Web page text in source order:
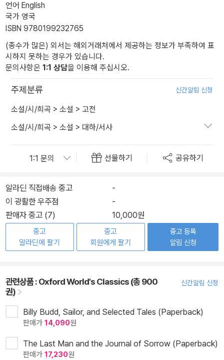
언어 English
국가 영국
ISBN 9780199232765
(종수가 많은) 외서는 해외거래처에서 제공하는 정보가 부족하여 표
시하지 못하는 경우가 있습니다.
문의사항은 1:1 상담을 이용해 주십시오.
주제분류 신간알림 신청
소설/시/희곡 > 소설 > 고전
소설/시/희곡 > 소설 > 대하/서사
선물하기 공유하기
알라딘 직접배송 중고
-
이 광활한 우주점
-
판매자 중고 (7)
10,000원
중고
알라딘에 팔기
중고
회원에게 팔기
중고 등록
알림 신청
관련상품 :Oxford World's Classics (총 900
권)
신간알림 신청
Billy Budd, Sailor, and Selected Tales (Paperback)
판매가 14,090원
The Last Man and the Journal of Sorrow (Paperback)
판매가 17,230원